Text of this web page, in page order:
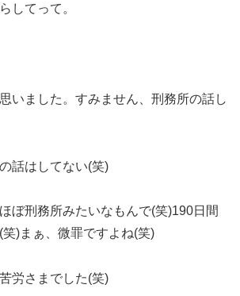
してって。
いました。すみません、刑務所の話し
話はしてない(笑)
ぼ刑務所みたいなもんで(笑)190日間
)まぁ、微罪ですよね(笑)
労さまでした(笑)